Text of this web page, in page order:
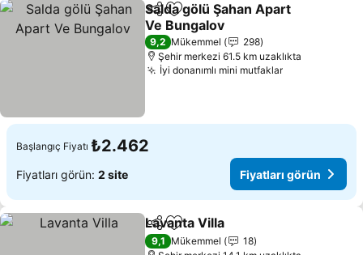
PaylaşFavorilerime ekle
Salda gölü Şahan Apart
Ve Bungalov
Fiyatları görün
9,2 Mükemmel
298
Şehir merkezi 61.5 km uzaklıkta
İyi donanımlı mini mutfaklarFiyatları
Başlangıç Fiyatı ₺2.462
Fiyatları görün: 2 site Fiyatları görün
PaylaşFavorilerime ekle
Lavanta Villa
9,1 Mükemmel
18